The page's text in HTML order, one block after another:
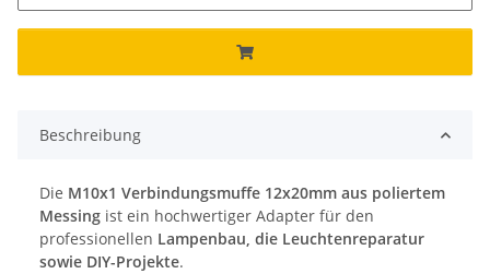
Beschreibung
Die M10x1 Verbindungsmuffe 12x20mm aus poliertem
Messing ist ein hochwertiger Adapter für den
professionellen Lampenbau, die Leuchtenreparatur
sowie DIY-Projekte.